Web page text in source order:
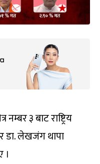
३ बाट राष्ट्रिय
डा. लेखजंग थापा
।